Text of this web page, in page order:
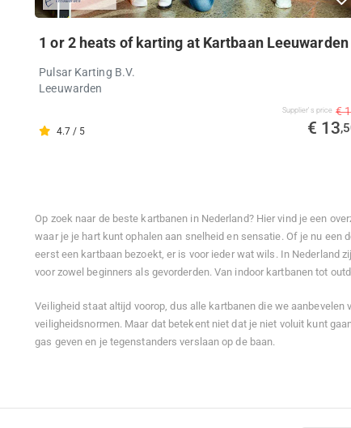
1 or 2 heats of karting at Kartbaan Leeuwarden
Pulsar Karting B.V.
Leeuwarden
4.7 / 5
Supplier's price €
€ 13
Op zoek naar de beste kartbanen in Nederland? Hier vind je een
waar je je hart kunt ophalen aan snelheid en sensatie. Of je nu een
eerst een kartbaan bezoekt, er is voor ieder wat wils. In Nederland
voor zowel beginners als gevorderden. Van indoor kartbanen tot
Veiligheid staat altijd voorop, dus alle kartbanen die we aanbevelen
veiligheidsnormen. Maar dat betekent niet dat je niet voluit kunt
gas geven en je tegenstanders verslaan op de baan.